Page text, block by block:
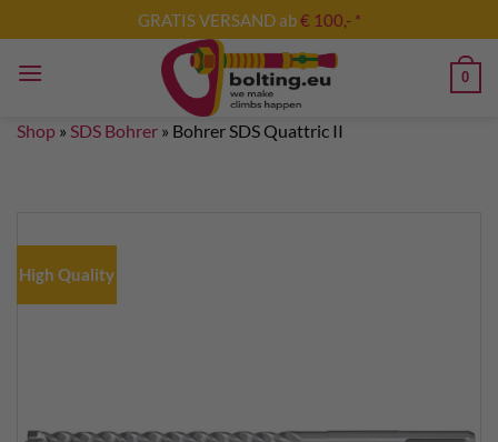
to
content
GRATIS VERSAND ab€ 100,- *
0
Shop » SDS Bohrer » Bohrer SDS Quattric II
High Quality